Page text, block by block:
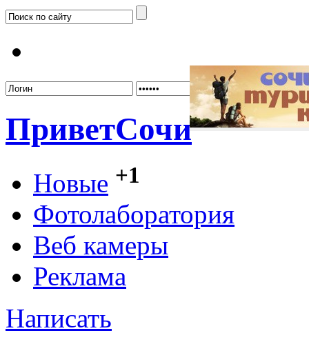
ПриветСочи
Новые +1
Фотолаборатория
Веб камеры
Реклама
Написать